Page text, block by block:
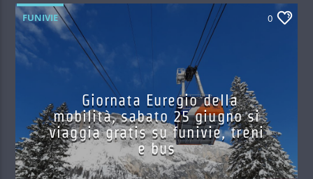
FUNIVIE 0
Giornata Euregio della
mobilità, sabato 25 giugno si
viaggia gratis su funivie, treni
e bus